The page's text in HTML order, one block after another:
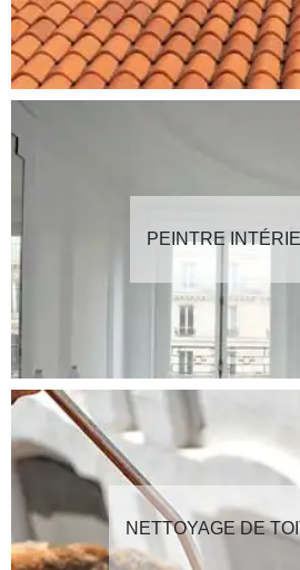
PEINTRE
NETTOYAGE DE